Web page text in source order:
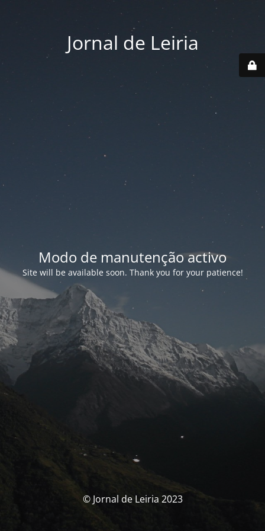
Jornal de Leiria
Modo de manutenção activo
Site will be available soon. Thank you for your patience!
© Jornal de Leiria 2023